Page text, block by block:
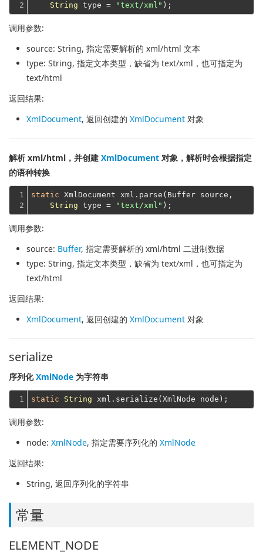
2
String type = "text/xml"
调用参数:
source: String, 指定需要解析的 xml/html 文本
type: String, 指定文本类型，缺省为 text/xml，也可指定为
text/html
返回结果:
XmlDocument, 返回创建的 XmlDocument 对象
解析 xml/html，并创建 XmlDocument 对象，解析时会根据指定
的语种转换
1
2
static XmlDocument xml.parse(Buffer source,
String type = "text/xml"
调用参数:
source: Buffer, 指定需要解析的 xml/html 二进制数据
type: String, 指定文本类型，缺省为 text/xml，也可指定为
text/html
返回结果:
XmlDocument, 返回创建的 XmlDocument 对象
serialize
序列化XmlNode 为字符串
1 static String
调用参数:
node: XmlNode, 指定需要序列化的 XmlNode
返回结果:
String, 返回序列化的字符串
常量
ELEMENT_NODE